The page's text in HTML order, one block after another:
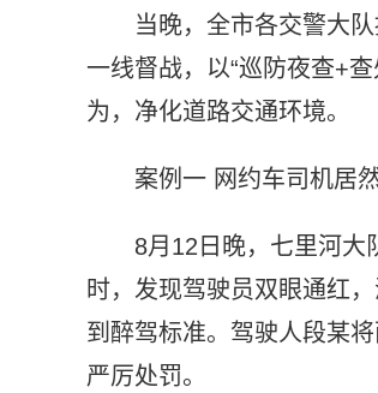
当晚，全市各交警大
一线督战，以“巡防夜查+
为，净化道路交通环境。
案例一 网约车司机居
8月12日晚，七里河大
时，发现驾驶员双眼通红
到醉驾标准。驾驶人段某
严厉处罚。